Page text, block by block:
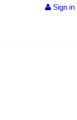
Sign in